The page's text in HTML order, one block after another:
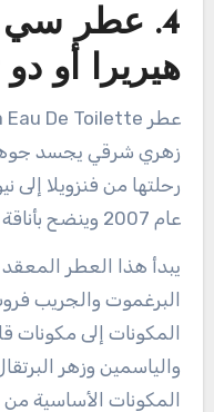
4. عطر سي
هيريرا أو
زهري شرقي يجسد
رحلتها من فنزويلا إلى
عام 2007 وينضح بأناقة غير رسمية حديثة بطبيعتها.
يبدأ هذا العطر
البرغموت والجريب
المكونات إلى مكونات
والياسمين وزهر
المكونات الأساسية من